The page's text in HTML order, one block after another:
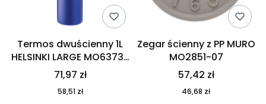
Termos dwuścienny 1L
HELSINKI LARGE MO6373-
04
71,97 zł
58,51 zł
Zegar ścienny z PP MURO
MO2851-07
57,42 zł
46,68 zł